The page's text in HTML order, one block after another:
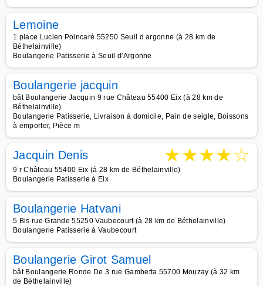
Lemoine
1 place Lucien Poincaré 55250 Seuil d argonne (à 28 km de
Béthelainville)
Boulangerie Patisserie à Seuil d'Argonne
Boulangerie jacquin
bât Boulangerie Jacquin 9 rue Château 55400 Eix (à 28 km de
Béthelainville)
Boulangerie Patisserie, Livraison à domicile, Pain de seigle, Boissons
à emporter, Pièce m
Jacquin Denis ★★★★☆
9 r Château 55400 Eix (à 28 km de Béthelainville)
Boulangerie Patisserie à Eix
Boulangerie Hatvani
5 Bis rue Grande 55250 Vaubecourt (à 28 km de Béthelainville)
Boulangerie Patisserie à Vaubecourt
Boulangerie Girot Samuel
bât Boulangerie Ronde De 3 rue Gambetta 55700 Mouzay (à 32 km
de Béthelainville)